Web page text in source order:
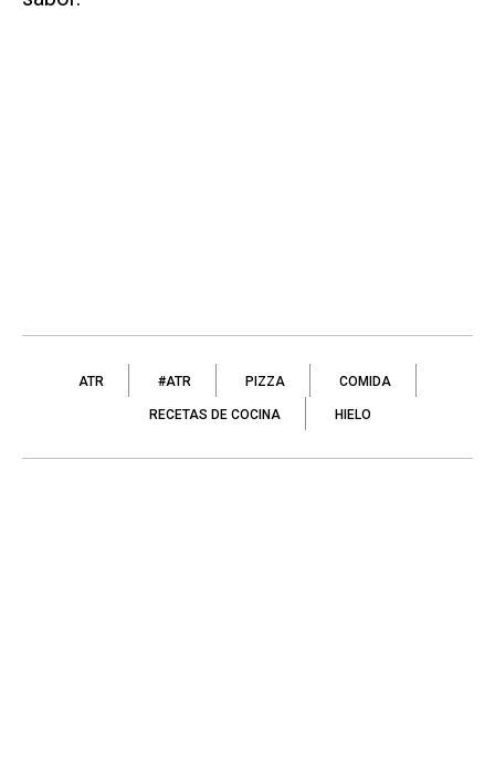
ATR #ATR PIZZA COMIDA
RECETAS DE COCINA HIELO